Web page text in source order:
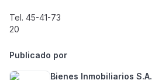
Tel. 45-41-73
20
Publicado por
Bienes Inmobiliarios S.A.